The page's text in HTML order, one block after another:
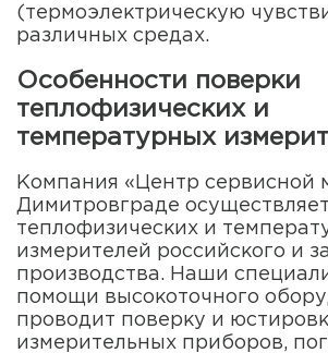
(термоэлектрическую
различных средах.
Особенности поверки
теплофизических и
температурных
Компания «Центр сервисной
Димитровграде
теплофизических и
измерителей российского и
производства. Наши
помощи высокоточного
проводит поверку и
измерительных приборов,